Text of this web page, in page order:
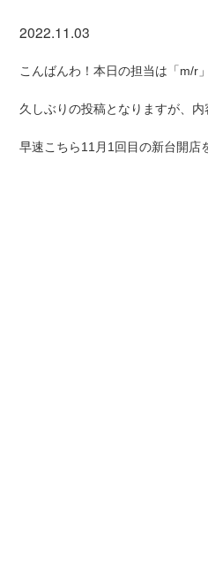
2022.11.03
こんばんわ！本日の担当は「m/r
久しぶりの投稿となりますが、
早速こちら11月1回目の新台開店